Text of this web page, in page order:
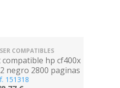
COMPATIBLES
hp cf400x
negro 2800 paginas
151318